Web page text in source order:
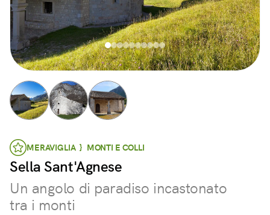
MERAVIGLIA } MONTI E COLLI
Sella Sant'Agnese
Un angolo di paradiso incastonato
tra i monti